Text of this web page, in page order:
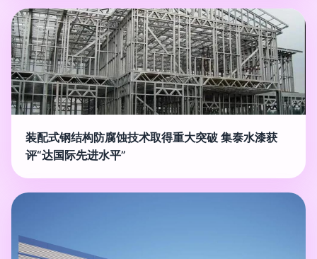
装配式钢结构防腐蚀技术取得重大突破 集泰水漆获
评“达国际先进水平”